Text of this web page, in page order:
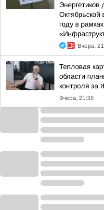
году в
Вчера,
Тепловая
области
контроля за
Вчера, 21:36